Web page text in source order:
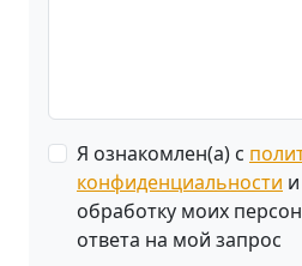
Я ознакомлен(а) с
конфиденциальности
обработку моих
ответа на мой запрос